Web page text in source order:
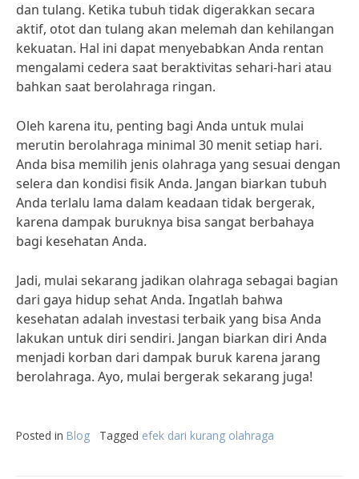
dan tulang. Ketika tubuh tidak digerakkan secara
aktif, otot dan tulang akan melemah dan kehilangan
kekuatan. Hal ini dapat menyebabkan Anda rentan
mengalami cedera saat beraktivitas sehari-hari atau
bahkan saat berolahraga ringan.
Oleh karena itu, penting bagi Anda untuk mulai
merutin berolahraga minimal 30 menit setiap hari.
Anda bisa memilih jenis olahraga yang sesuai dengan
selera dan kondisi fisik Anda. Jangan biarkan tubuh
Anda terlalu lama dalam keadaan tidak bergerak,
karena dampak buruknya bisa sangat berbahaya
bagi kesehatan Anda.
Jadi, mulai sekarang jadikan olahraga sebagai bagian
dari gaya hidup sehat Anda. Ingatlah bahwa
kesehatan adalah investasi terbaik yang bisa Anda
lakukan untuk diri sendiri. Jangan biarkan diri Anda
menjadi korban dari dampak buruk karena jarang
berolahraga. Ayo, mulai bergerak sekarang juga!
Posted in Blog Tagged efek dari kurang olahraga